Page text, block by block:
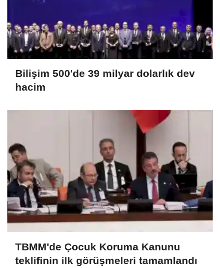
Bilişim 500'de 39 milyar dolarlık dev
hacim
TBMM'de Çocuk Koruma Kanunu
teklifinin ilk görüşmeleri tamamlandı